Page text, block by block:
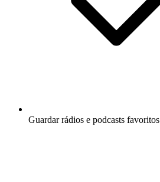
Guardar rádios e podcasts favoritos